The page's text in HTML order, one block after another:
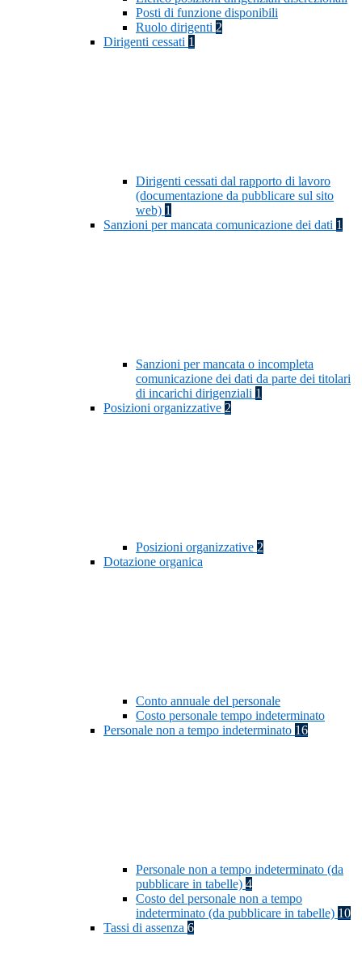
Posti di funzione disponibili
Ruolo dirigenti 2
Dirigenti cessati 1
Dirigenti cessati dal rapporto di lavoro
(documentazione da pubblicare sul sito
web) 1
Sanzioni per mancata comunicazione dei dati 1
Sanzioni per mancata o incompleta
comunicazione dei dati da parte dei titolari
di incarichi dirigenziali 1
Posizioni organizzative 2
Posizioni organizzative 2
Dotazione organica
Conto annuale del personale
Costo personale tempo indeterminato
Personale non a tempo indeterminato 16
Personale non a tempo indeterminato (da
pubblicare in tabelle) 4
Costo del personale non a tempo
indeterminato (da pubblicare in tabelle) 10
Tassi di assenza 6